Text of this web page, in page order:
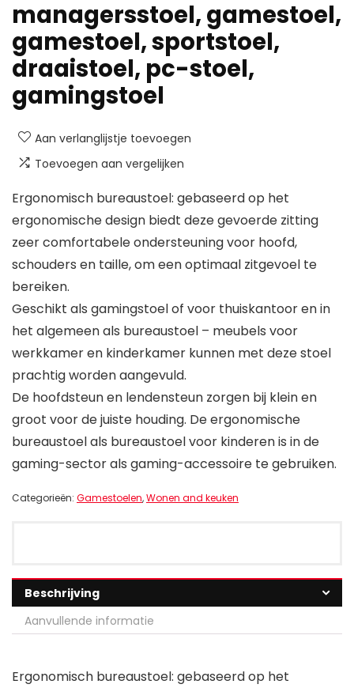
managersstoel, gamestoel,
gamestoel, sportstoel,
draaistoel, pc-stoel,
gamingstoel
Aan verlanglijstje toevoegen
Toevoegen aan vergelijken
Ergonomisch bureaustoel: gebaseerd op het
ergonomische design biedt deze gevoerde zitting
zeer comfortabele ondersteuning voor hoofd,
schouders en taille, om een optimaal zitgevoel te
bereiken.
Geschikt als gamingstoel of voor thuiskantoor en in
het algemeen als bureaustoel – meubels voor
werkkamer en kinderkamer kunnen met deze stoel
prachtig worden aangevuld.
De hoofdsteun en lendensteun zorgen bij klein en
groot voor de juiste houding. De ergonomische
bureaustoel als bureaustoel voor kinderen is in de
gaming-sector als gaming-accessoire te gebruiken.
Categorieën: Gamestoelen,Wonen and keuken
Beschrijving
Aanvullende informatie
Ergonomisch bureaustoel: gebaseerd op het